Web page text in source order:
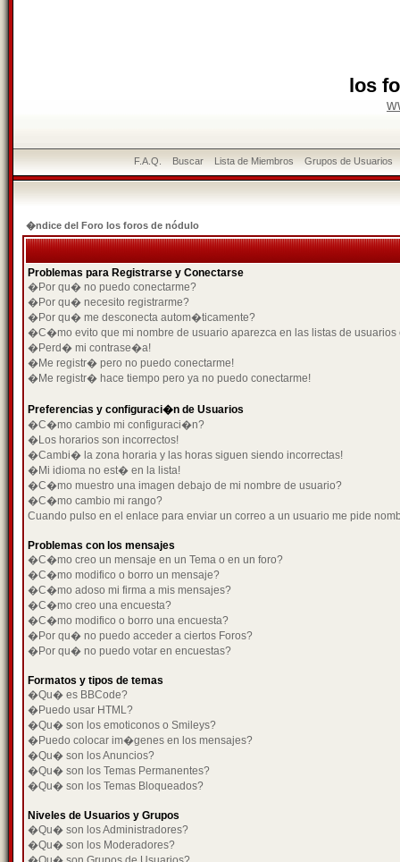
los
F.A.Q. Buscar Lista de Miembros Grupos de Usuarios
�ndice del Foro los foros de nódulo
Problemas para Registrarse y Conectarse
�Por qu� no puedo conectarme?
�Por qu� necesito registrarme?
�Por qu� me desconecta autom�ticamente?
�C�mo evito que mi nombre de usuario aparezca en las listas de usuarios
�Perd� mi contrase�a!
�Me registr� pero no puedo conectarme!
�Me registr� hace tiempo pero ya no puedo conectarme!
Preferencias y configuraci�n de Usuarios
�C�mo cambio mi configuraci�n?
�Los horarios son incorrectos!
�Cambi� la zona horaria y las horas siguen siendo incorrectas!
�Mi idioma no est� en la lista!
�C�mo muestro una imagen debajo de mi nombre de usuario?
�C�mo cambio mi rango?
Cuando pulso en el enlace para enviar un correo a un usuario me pide
Problemas con los mensajes
�C�mo creo un mensaje en un Tema o en un foro?
�C�mo modifico o borro un mensaje?
�C�mo adoso mi firma a mis mensajes?
�C�mo creo una encuesta?
�C�mo modifico o borro una encuesta?
�Por qu� no puedo acceder a ciertos Foros?
�Por qu� no puedo votar en encuestas?
Formatos y tipos de temas
�Qu� es BBCode?
�Puedo usar HTML?
�Qu� son los emoticonos o Smileys?
�Puedo colocar im�genes en los mensajes?
�Qu� son los Anuncios?
�Qu� son los Temas Permanentes?
�Qu� son los Temas Bloqueados?
Niveles de Usuarios y Grupos
�Qu� son los Administradores?
�Qu� son los Moderadores?